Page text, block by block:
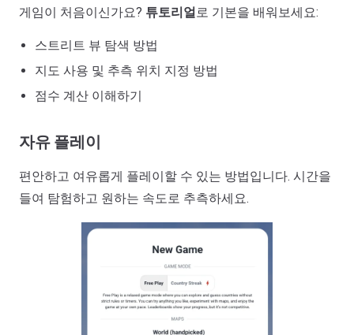
게임이 처음이신가요? 튜토리얼로 기본을 배워보세요:
스트리트 뷰 탐색 방법
지도 사용 및 추측 위치 지정 방법
점수 계산 이해하기
자유 플레이
편안하고 여유롭게 플레이할 수 있는 방법입니다. 시간을
들여 탐험하고 원하는 속도로 추측하세요.